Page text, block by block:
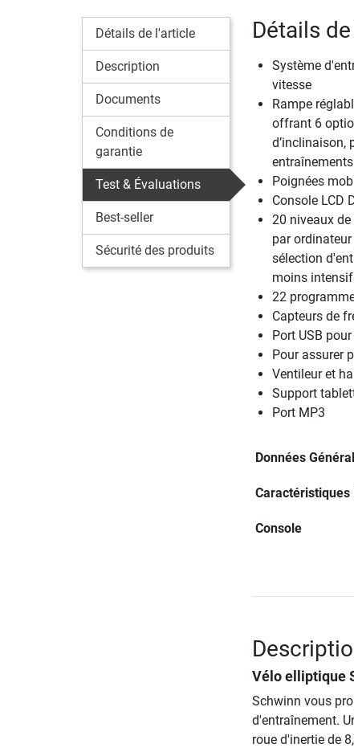
Détails de l'article
Description
Documents
Conditions de
garantie
Test & Évaluations
Best-seller
Sécurité des produits
Détails
Système
vitesse
Rampe
offrant 6
d’inclinaison,
Poignées
Console LCD
20 niveaux
par
sélection
moins
22
Capteurs de
Port USB
Pour assurer
Ventileur et
Support
Port MP3
Données
Caractéristiques
Console
Vélo elliptique
Schwinn vous
d'entraînement.
roue d'inertie de